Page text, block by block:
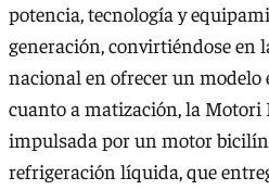
potencia, tecnología y
generación, convirtiéndose en
nacional en ofrecer un modelo
cuanto a matización, la Motori
impulsada por un motor
refrigeración líquida, que